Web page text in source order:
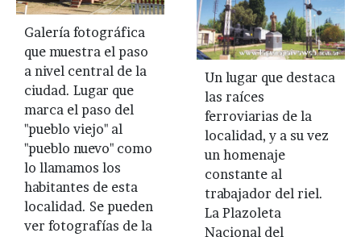
Galería fotográfica
que muestra el paso
a nivel central de la
ciudad. Lugar que
marca el paso del
"pueblo viejo" al
"pueblo nuevo" como
lo llamamos los
habitantes de esta
localidad. Se pueden
ver fotografías de la
Un lugar que destaca
las raíces
ferroviarias de la
localidad, y a su vez
un homenaje
constante al
trabajador del riel.
La Plazoleta
Nacional del